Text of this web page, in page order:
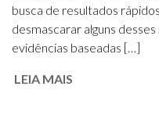
busca de resultados
desmascarar alguns
evidências baseadas […]
LEIA MAIS